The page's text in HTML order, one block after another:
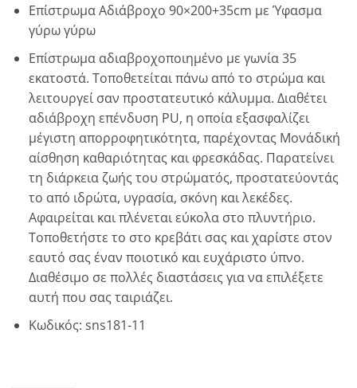
Επίστρωμα Αδιάβροχο 90×200+35cm με Ύφασμα
γύρω γύρω
Επίστρωμα αδιαβροχοποιημένο με γωνία 35
εκατοστά. Τοποθετείται πάνω από το στρώμα και
λειτουργεί σαν προστατευτικό κάλυμμα. Διαθέτει
αδιάβροχη επένδυση PU, η οποία εξασφαλίζει
μέγιστη απορροφητικότητα, παρέχοντας Μονάδική
αίσθηση καθαριότητας και φρεσκάδας. Παρατείνει
τη διάρκεια ζωής του στρώματός, προστατεύοντάς
το από ιδρώτα, υγρασία, σκόνη και λεκέδες.
Αφαιρείται και πλένεται εύκολα στο πλυντήριο.
Τοποθετήστε το στο κρεβάτι σας και χαρίστε στον
εαυτό σας έναν ποιοτικό και ευχάριστο ύπνο.
Διαθέσιμο σε πολλές διαστάσεις για να επιλέξετε
αυτή που σας ταιριάζει.
Κωδικός: sns181-11